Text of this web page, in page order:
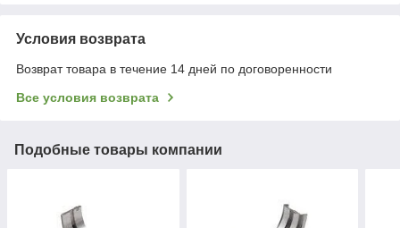
Условия возврата
Возврат товара в течение 14 дней по договоренности
Все условия возврата
Подобные товары компании